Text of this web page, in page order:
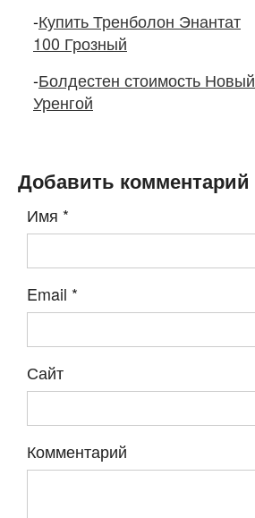
-Купить Тренболон Энантат
100 Грозный
-Болдестен стоимость Новый
Уренгой
Добавить комментарий
Имя *
Email *
Сайт
Комментарий